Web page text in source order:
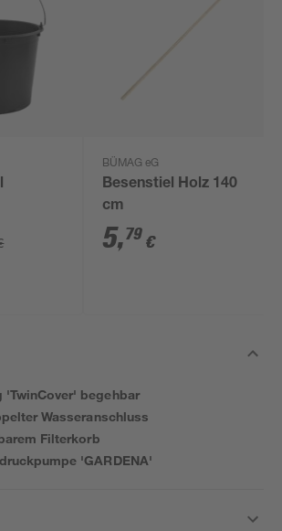
BÜMAG eG
Besenstiel Holz 140
cm
5,79 €
'TwinCover' begehbar
Wasseranschluss
Filterkorb
'GARDENA'